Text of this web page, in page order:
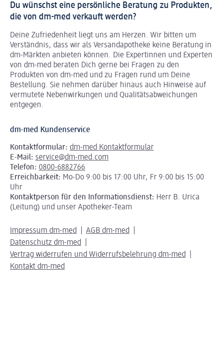
Du wünschst eine persönliche Beratung zu Produkten,
die von dm-med verkauft werden?
Deine Zufriedenheit liegt uns am Herzen. Wir bitten um
Verständnis, dass wir als Versandapotheke keine Beratung in
dm-Märkten anbieten können. Die Expertinnen und Experten
von dm-med beraten Dich gerne bei Fragen zu den
Produkten von dm-med und zu Fragen rund um Deine
Bestellung. Sie nehmen darüber hinaus auch Hinweise auf
vermutete Nebenwirkungen und Qualitätsabweichungen
entgegen.
dm-med Kundenservice
Kontaktformular: dm-med Kontaktformular
E-Mail: service@dm-med.com
Telefon: 0800-6882766
Erreichbarkeit: Mo-Do 9:00 bis 17:00 Uhr, Fr 9:00 bis 15:00
Uhr
Kontaktperson für den Informationsdienst: Herr B. Urica
(Leitung) und unser Apotheker-Team
Impressum dm-med
AGB dm-med
Datenschutz dm-med
Vertrag widerrufen und Widerrufsbelehrung dm-med
Kontakt dm-med